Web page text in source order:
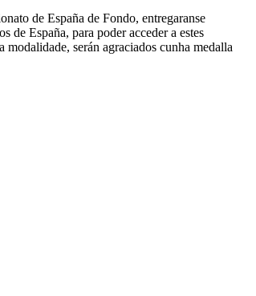
de España de Fondo, entregaranse
de España, para poder acceder a estes
serán agraciados cunha medalla